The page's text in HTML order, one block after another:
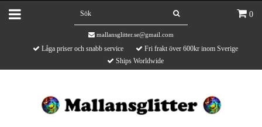
0
mallansglitter.se@gmail.com
Låga priser och snabb service
Fri frakt över 600kr inom Sverige
Ships Worldwide